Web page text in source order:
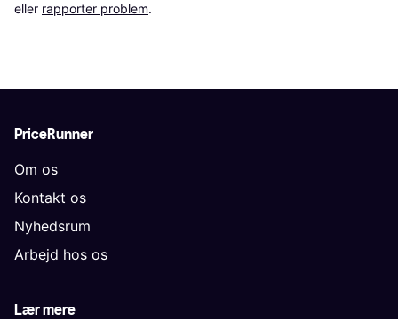
eller rapporter problem.
PriceRunner
Om os
Kontakt os
Nyhedsrum
Arbejd hos os
Lær mere